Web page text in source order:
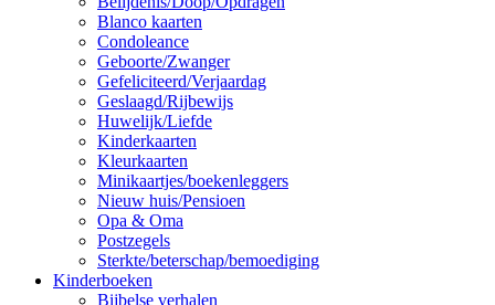
Blanco kaarten
Condoleance
Geboorte/Zwanger
Gefeliciteerd/Verjaardag
Geslaagd/Rijbewijs
Huwelijk/Liefde
Kinderkaarten
Kleurkaarten
Minikaartjes/boekenleggers
Nieuw huis/Pensioen
Opa & Oma
Postzegels
Sterkte/beterschap/bemoediging
Kinderboeken
Bijbelse verhalen